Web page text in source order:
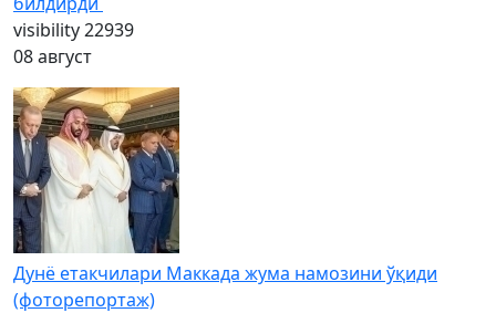
visibility22939
08 август
Дунё етакчилари Маккада жума намозини ўқиди
(фоторепортаж)